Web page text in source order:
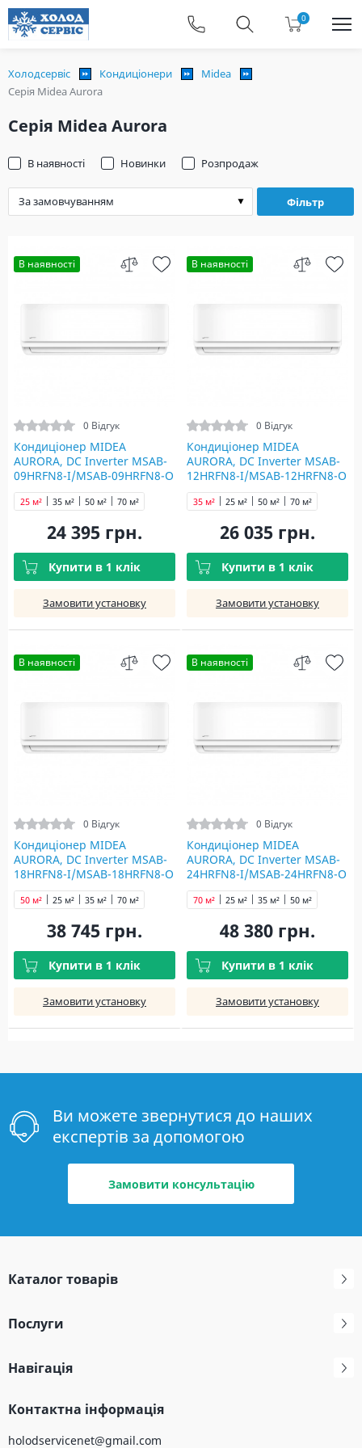
0
Холодсервіс Кондиціонери
Midea
Серія Midea Aurora
Серія Midea Aurora
Фільтр
В наявності Новинки Розпродаж
В наявності
0 Відгук
Кондиціонер MIDEA
AURORA, DC Inverter MSAB-
09HRFN8-I/MSAB-09HRFN8-O
25 м² 35 м² 50 м² 70 м²
24 395 грн.
Купити в 1 клік
Замовити установку
В наявності
0 Відгук
Кондиціонер MIDEA
AURORA, DC Inverter MSAB-
12HRFN8-I/MSAB-12HRFN8-O
25 м²
35 м² 50 м² 70 м²
26 035 грн.
Купити в 1 клік
Замовити установку
В наявності
0 Відгук
Кондиціонер MIDEA
AURORA, DC Inverter MSAB-
18HRFN8-I/MSAB-18HRFN8-O
25 м² 35 м²
50 м² 70 м²
38 745 грн.
Купити в 1 клік
Замовити установку
В наявності
0 Відгук
Кондиціонер MIDEA
AURORA, DC Inverter MSAB-
24HRFN8-I/MSAB-24HRFN8-O
25 м² 35 м² 50 м²
70 м²
48 380 грн.
Купити в 1 клік
Замовити установку
Ви можете звернутися до наших
експертів за допомогою
Замовити консультацію
Каталог товарів
Послуги
Навігація
Контактна інформація
holodservicenet@gmail.com